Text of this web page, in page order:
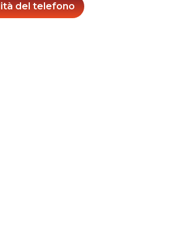
del telefono